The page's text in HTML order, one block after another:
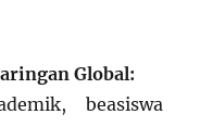
Global:
beasiswa